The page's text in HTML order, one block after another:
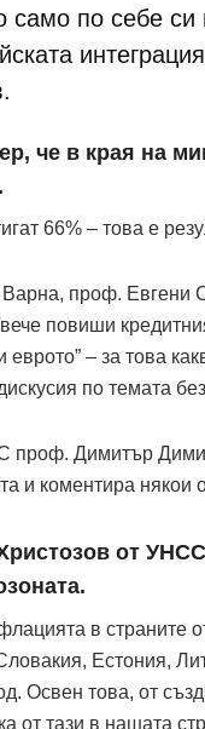
само по себе
че в края на
66% – това е
проф. Евгени
повиши
еврото” – за това
по темата
проф. Димитър
и коментира някои
от
в страните
Естония,
Освен това, от
от тази в нашата